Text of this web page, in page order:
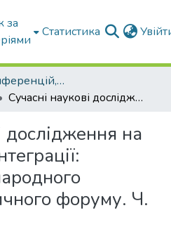
за
Статистика
Матеріали конференцій, збірники ТДАТУ
Сучасні наукові дослідження на шляху до Євроінтеграції: матеріали Міжнародного науково-практичного форуму. Ч. 1
дослідження на
форуму. Ч.